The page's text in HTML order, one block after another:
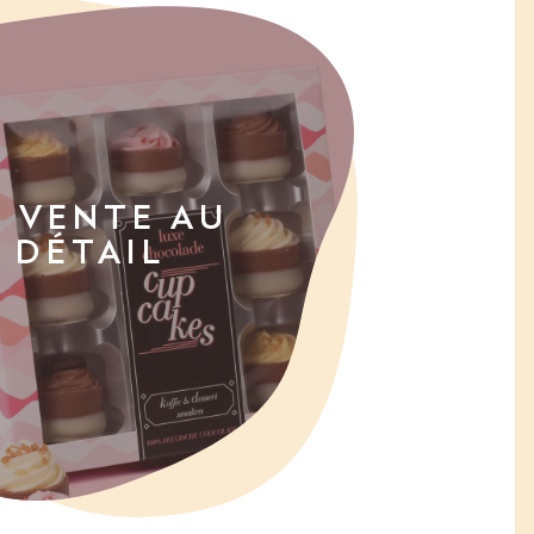
VENTE AU
DÉTAIL